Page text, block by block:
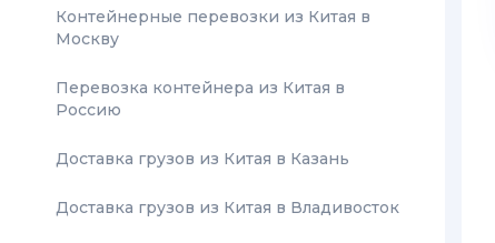
Контейнерные перевозки из Китая в
Москву
Перевозка контейнера из Китая в
Россию
Доставка грузов из Китая в Казань
Доставка грузов из Китая в Владивосток